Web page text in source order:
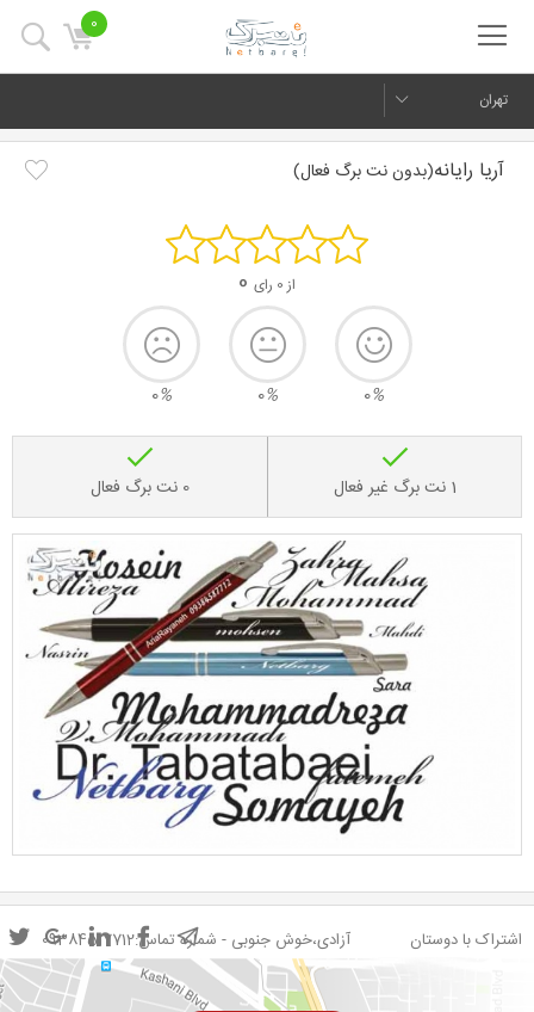
0
تهران
آریا رایانه(بدون نت برگ فعال)
از 0 رای 0
0%
0%
0%
1 نت برگ غیر فعال 0 نت برگ فعال
اشتراک با دوستان آزادی،خوش جنوبی - شماره تماس:09384517712